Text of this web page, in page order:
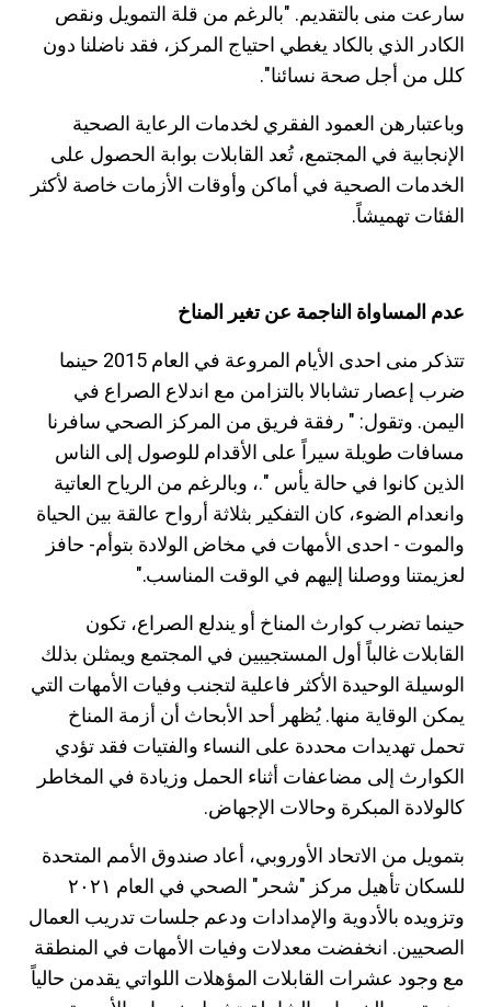
سارعت منى بالتقديم. "بالرغم من قلة التمويل ونقص
الكادر الذي بالكاد يغطي احتياج المركز، فقد ناضلنا دون
كلل من أجل صحة نسائنا".
وباعتبارهن العمود الفقري لخدمات الرعاية الصحية
الإنجابية في المجتمع، تُعد القابلات بوابة الحصول على
الخدمات الصحية في أماكن وأوقات الأزمات خاصة لأكثر
الفئات تهميشاً.
عدم المساواة الناجمة عن تغير المناخ
تتذكر منى احدى الأيام المروعة في العام 2015 حينما
ضرب إعصار تشابالا بالتزامن مع اندلاع الصراع في
اليمن. وتقول: " رفقة فريق من المركز الصحي سافرنا
مسافات طويلة سيراً على الأقدام للوصول إلى الناس
الذين كانوا في حالة يأس ".، وبالرغم من الرياح العاتية
وانعدام الضوء، كان التفكير بثلاثة أرواح عالقة بين الحياة
والموت - احدى الأمهات في مخاض الولادة بتوأم- حافز
لعزيمتنا ووصلنا إليهم في الوقت المناسب."
حينما تضرب كوارث المناخ أو يندلع الصراع، تكون
القابلات غالباً أول المستجيبين في المجتمع ويمثلن بذلك
الوسيلة الوحيدة الأكثر فاعلية لتجنب وفيات الأمهات التي
يمكن الوقاية منها. يُظهر أحد الأبحاث أن أزمة المناخ
تحمل تهديدات محددة على النساء والفتيات فقد تؤدي
الكوارث إلى مضاعفات أثناء الحمل وزيادة في المخاطر
كالولادة المبكرة وحالات الإجهاض.
بتمويل من الاتحاد الأوروبي، أعاد صندوق الأمم المتحدة
للسكان تأهيل مركز "شحر" الصحي في العام ٢٠٢١
وتزويده بالأدوية والإمدادات ودعم جلسات تدريب العمال
الصحيين. انخفضت معدلات وفيات الأمهات في المنطقة
مع وجود عشرات القابلات المؤهلات اللواتي يقدمن حالياً